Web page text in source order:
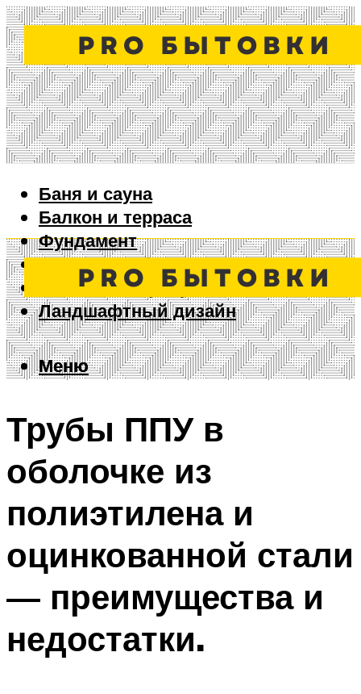
Баня и сауна
Балкон и терраса
Фундамент
Ворота и забор
Дизайн интерьера
Ландшафтный дизайн
Меню
Меню
Трубы ППУ в
оболочке из
полиэтилена и
оцинкованной стали
— преимущества и
недостатки.